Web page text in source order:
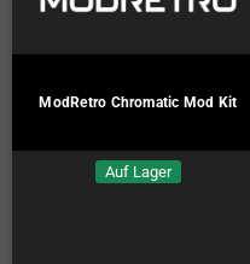
ModRetro Chromatic Mod Kit
Auf Lager